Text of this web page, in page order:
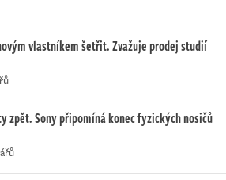
vlastníkem šetřit. Zvažuje prodej studií
zpět. Sony připomíná konec fyzických nosičů